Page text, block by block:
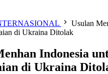
Usulan
di Ukraina Ditolak
Indonesia
di Ukraina